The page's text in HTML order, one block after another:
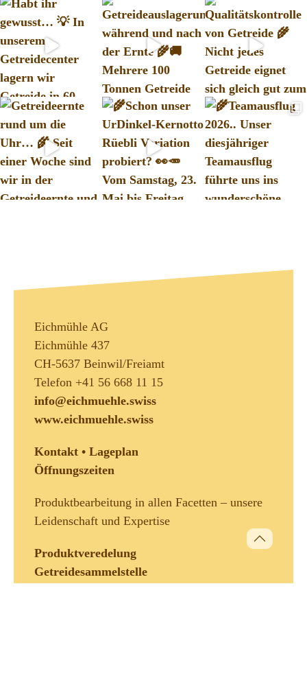
Eichmühle AG
Eichmühle 437
CH-5637 Beinwil/Freiamt
Telefon +41 56 668 11 15
info@eichmuehle.swiss
www.eichmuehle.swiss
Kontakt • Lageplan
Öffnungszeiten
Produktbearbeitung in allen Facetten – unsere
Leidenschaft und Expertise
Produktveredelung
Getreidesammelstelle